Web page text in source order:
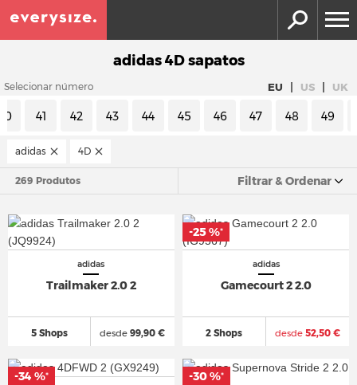
adidas 4D sapatos
Selecionar número EU | US | UK
41 42 43 44 45 46 47 48 49
adidas 4D
269 Produtos Filtrar & Ordenar
adidas
Trailmaker 2.0 2
5 Shops desde 99,90 €
adidas
Gamecourt 2 2.0
2 Shops desde52,50 €
-25 %*
-34 %* -30 %*